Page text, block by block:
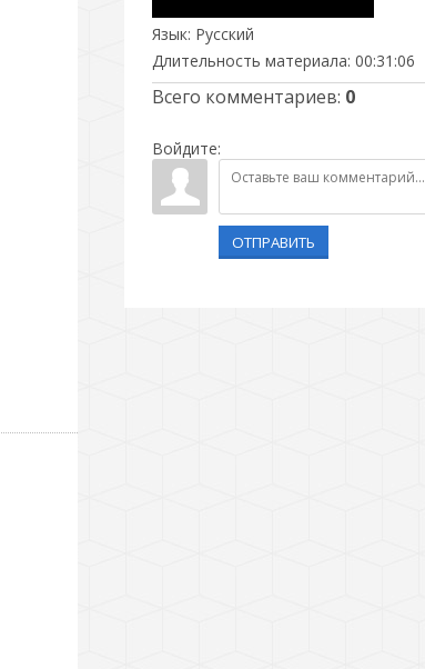
Язык: Русский
Длительность материала: 00:31:06
Всего комментариев: 0
Войдите:
ОТПРАВИТЬ